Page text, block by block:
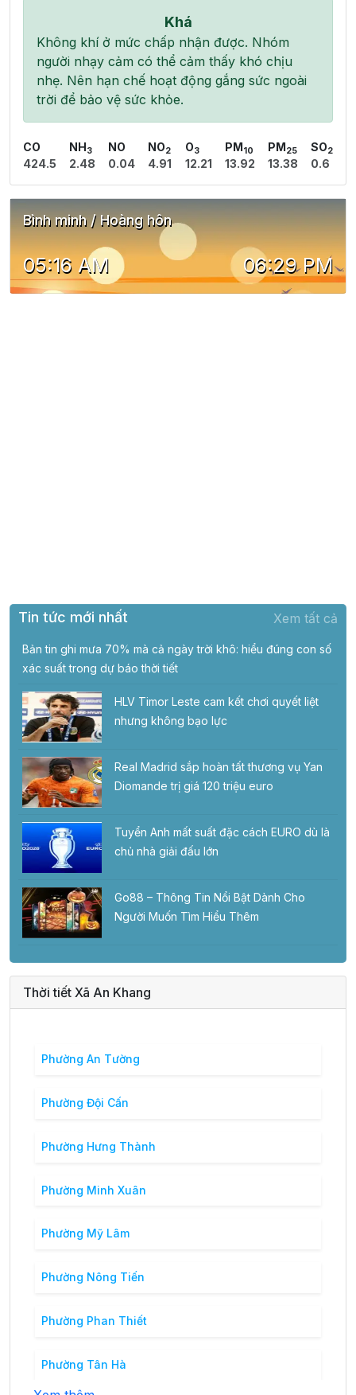
Khá
Không khí ở mức chấp nhận được. Nhóm
người nhạy cảm có thể cảm thấy khó chịu
nhẹ. Nên hạn chế hoạt động gắng sức ngoài
trời để bảo vệ sức khỏe.
CO
424.5
NH 3
2.48
NO
0.04
NO2
4.91
O3
12.21
PM 10
13.92
PM 25
13.38
SO2
0.6
Bình minh / Hoàng hôn
05:16 AM 06:29 PM
Tin tức mới nhất Xem tất cả
Bản tin ghi mưa 70% mà cả ngày trời khô: hiểu đúng con số
xác suất trong dự báo thời tiết
HLV Timor Leste cam kết chơi quyết liệt
nhưng không bạo lực
Real Madrid sắp hoàn tất thương vụ Yan
Diomande trị giá 120 triệu euro
Tuyển Anh mất suất đặc cách EURO dù là
chủ nhà giải đấu lớn
Go88 – Thông Tin Nổi Bật Dành Cho
Người Muốn Tìm Hiểu Thêm
Thời tiết Xã An Khang
Phường An Tường
Phường Đội Cấn
Phường Hưng Thành
Phường Minh Xuân
Phường Mỹ Lâm
Phường Nông Tiến
Phường Phan Thiết
Phường Tân Hà